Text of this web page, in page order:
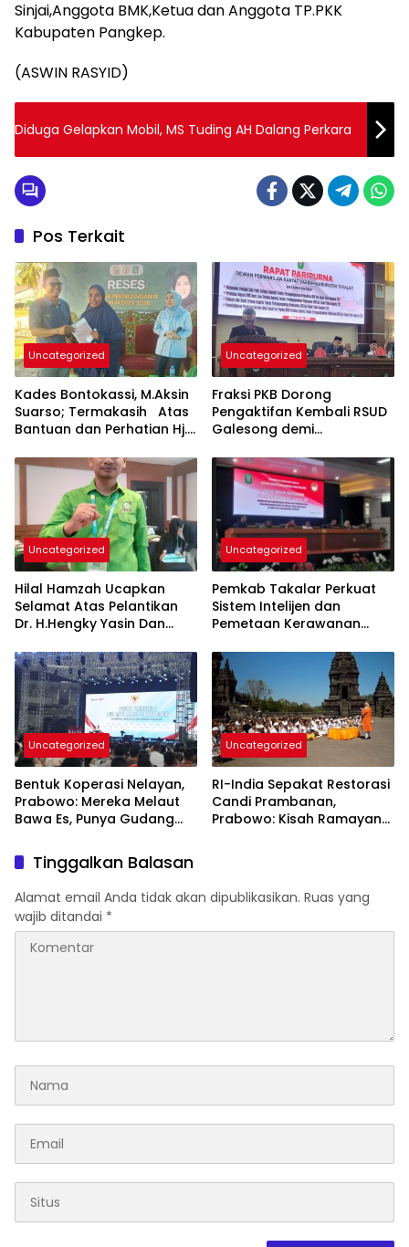
Sinjai,Anggota BMK,Ketua dan Anggota TP.PKK
Kabupaten Pangkep.
(ASWIN RASYID)
Diduga Gelapkan Mobil, MS Tuding AH Dalang Perkara
Pos Terkait
Uncategorized
Kades Bontokassi, M.Aksin
Suarso; Termakasih Atas
Bantuan dan Perhatian Hj.
Warganya
Uncategorized
Fraksi PKB Dorong
Pengaktifan Kembali RSUD
Galesong demi
Kesehatan Masyarakat
Uncategorized
Hilal Hamzah Ucapkan
Selamat Atas Pelantikan
Dr. H.Hengky Yasin Dan
DPC PKB Takalar dan Ketua
DPW PB Prov- Sulsel
Uncategorized
Pemkab Takalar Perkuat
Sistem Intelijen dan
Pemetaan Kerawanan
Uncategorized
Bentuk Koperasi Nelayan,
Prabowo: Mereka Melaut
Bawa Es, Punya Gudang
Uncategorized
RI-India Sepakat Restorasi
Candi Prambanan,
Prabowo: Kisah Ramayana
Tinggalkan Balasan
Alamat email Anda tidak akan dipublikasikan. Ruas yang
wajib ditandai *